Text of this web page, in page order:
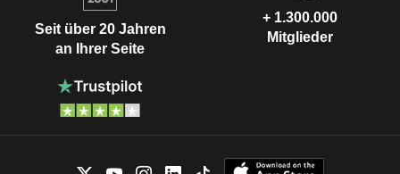
Seit über 20 Jahren
an Ihrer Seite
+ 1.300.000
Mitglieder